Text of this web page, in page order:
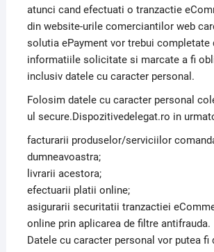
atunci cand efectuati o tranzactie
din website-urile comerciantilor web
solutia ePayment vor trebui completate
informatiile solicitate si marcate a fi
inclusiv datele cu caracter personal.
Folosim datele cu caracter personal
ul secure.Dispozitivedelegat.ro in
facturarii produselor/serviciilor
dumneavoastra;
livrarii acestora;
efectuarii platii online;
asigurarii securitatii tranzactiei
online prin aplicarea de filtre antifrauda.
Datele cu caracter personal vor putea fi